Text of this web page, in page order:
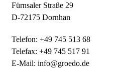
Fürnsaler Straße 29
D-72175 Dornhan
Telefon: +49 745 513 68
Telefax: +49 745 517 91
E-Mail: info@groedo.de